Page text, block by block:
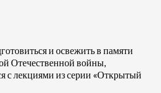
и освежить в памяти
Отечественной войны,
с лекциями из серии «Открытый